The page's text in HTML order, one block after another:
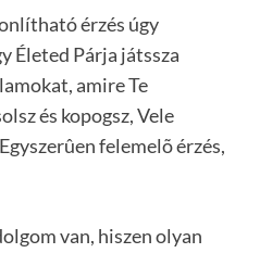
érzés úgy
Életed Párja játssza
amire Te
és kopogsz, Vele
felemelõ érzés,
van, hiszen olyan